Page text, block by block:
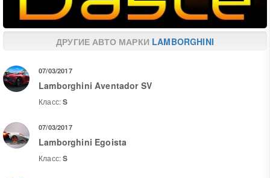
ДРУГИЕ АВТО МАРКИ LAMBORGHINI
07/03/2017
Lamborghini Aventador SV
Класс:S
07/03/2017
Lamborghini Egoista
Класс:S